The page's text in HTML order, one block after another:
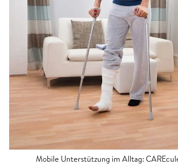
Mobile Unterstützung im Alltag: